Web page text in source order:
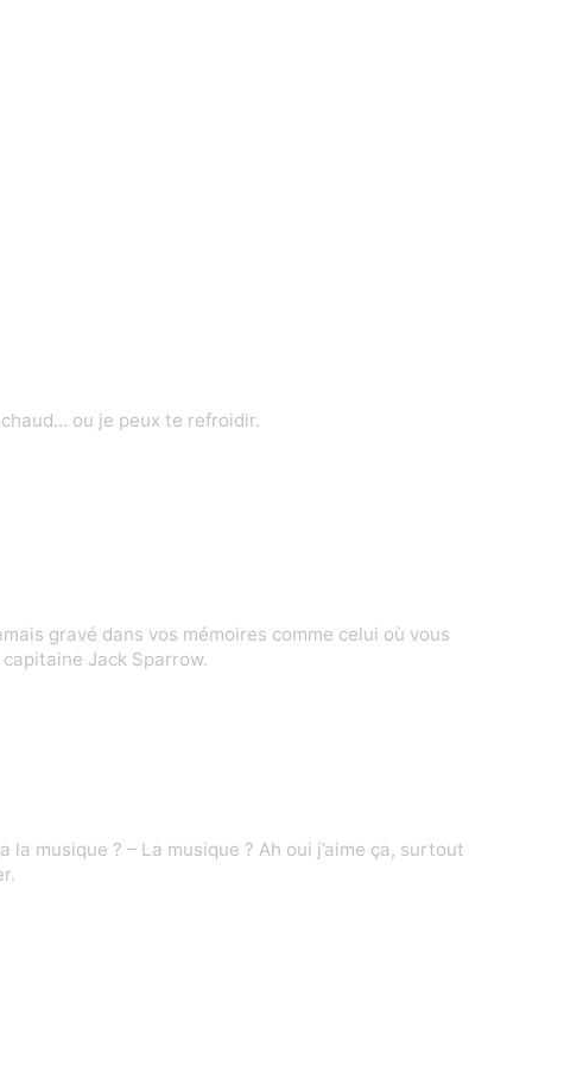
ou je peux te refroidir.
gravé dans vos mémoires comme celui où vous
Jack Sparrow.
la musique ? – La musique ? Ah oui j’aime ça, surtout